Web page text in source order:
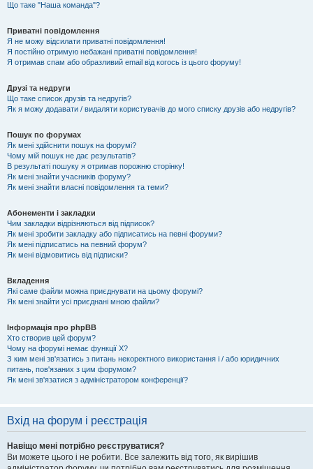
Що таке "Наша команда"?
Приватні повідомлення
Я не можу відсилати приватні повідомлення!
Я постійно отримую небажані приватні повідомлення!
Я отримав спам або образливий email від когось із цього форуму!
Друзі та недруги
Що таке список друзів та недругів?
Як я можу додавати / видаляти користувачів до мого списку друзів або недругів?
Пошук по форумах
Як мені здійснити пошук на форумі?
Чому мій пошук не дає результатів?
В результаті пошуку я отримав порожню сторінку!
Як мені знайти учасників форуму?
Як мені знайти власні повідомлення та теми?
Абонементи і закладки
Чим закладки відрізняються від підписок?
Як мені зробити закладку або підписатись на певні форуми?
Як мені підписатись на певний форум?
Як мені відмовитись від підписки?
Вкладення
Які саме файли можна приєднувати на цьому форумі?
Як мені знайти усі приєднані мною файли?
Інформація про phpBB
Хто створив цей форум?
Чому на форумі немає функції X?
З ким мені зв'язатись з питань некоректного використання і / або юридичних
питань, пов'язаних з цим форумом?
Як мені зв'язатися з адміністратором конференції?
Вхід на форум і реєстрація
Навіщо мені потрібно реєструватися?
Ви можете цього і не робити. Все залежить від того, як вирішив